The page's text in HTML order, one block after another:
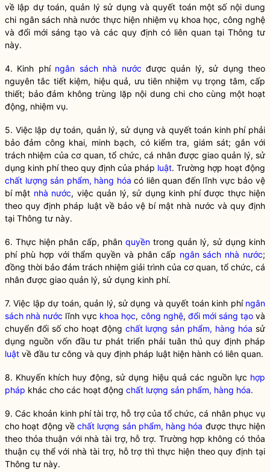
về lập dự toán, quản lý sử dụng và quyết toán một số nội dung
chi ngân sách nhà nước thực hiện nhiệm vụ khoa học, công nghệ
và đổi mới sáng tạo và các quy định có liên quan tại Thông tư
này.
4. Kinh phí ngân sách nhà nước được quản lý, sử dụng theo
nguyên tắc tiết kiệm, hiệu quả, ưu tiên nhiệm vụ trọng tâm, cấp
thiết; bảo đảm không trùng lặp nội dung chi cho cùng một hoạt
động, nhiệm vụ.
5. Việc lập dự toán, quản lý, sử dụng và quyết toán kinh phí phải
bảo đảm công khai, minh bạch, có kiểm tra, giám sát; gắn với
trách nhiệm của cơ quan, tổ chức, cá nhân được giao quản lý, sử
dụng kinh phí theo quy định của pháp luật. Trường hợp hoạt động
chất lượng sản phẩm, hàng hóa có liên quan đến lĩnh vực bảo vệ
bí mật nhà nước, việc quản lý, sử dụng kinh phí được thực hiện
theo quy định pháp luậtvề bảo vệ bí mật nhà nước và quy định
tại Thông tư này.
6. Thực hiện phân cấp, phân quyền trong quản lý, sử dụng kinh
phí phù hợp với thẩmquyền và phân cấp ngân sách nhà nước;
đồng thời bảo đảm trách nhiệm giải trình của cơ quan, tổ chức, cá
nhân được giao quản lý, sử dụng kinh phí.
7. Việc lập dự toán, quản lý, sử dụng và quyết toán kinh phí ngân
sách nhà nước lĩnh vực khoa học, công nghệ, đổi mới sáng tạovà
chuyển đổi số cho hoạt động chất lượng sản phẩm, hàng hóa sử
dụng nguồn vốn đầu tư phát triển phải tuân thủ quy định pháp
luật về đầu tư công và quy định pháp luật hiện hành có liên quan.
8. Khuyến khích huy động, sử dụng hiệu quả các nguồn lực hợp
pháp khác cho các hoạt động chất lượng sản phẩm, hàng hóa.
9. Các khoản kinh phí tài trợ, hỗ trợ của tổ chức, cá nhân phục vụ
cho hoạt động về chất lượng sản phẩm, hàng hóa được thực hiện
theo thỏa thuận với nhà tài trợ, hỗ trợ. Trường hợp không có thỏa
thuận cụ thể với nhà tài trợ, hỗ trợ thì thực hiện theo quy định tại
Thông tư này.